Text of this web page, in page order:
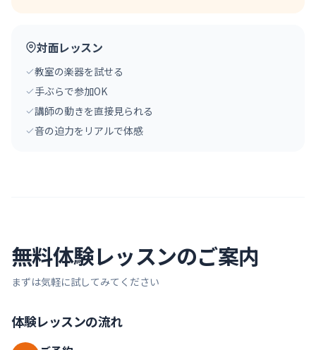
対面レッスン
教室の楽器を試せる
手ぶらで参加OK
講師の動きを直接見られる
音の迫力をリアルで体感
無料体験レッスンのご案内
まずは気軽に試してみてください
体験レッスンの流れ